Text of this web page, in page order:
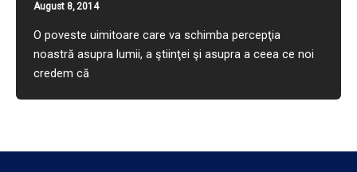
August 8, 2014
O poveste uimitoare care va schimba percepţia
noastră asupra lumii, a ştiinţei şi asupra a ceea ce noi
credem că